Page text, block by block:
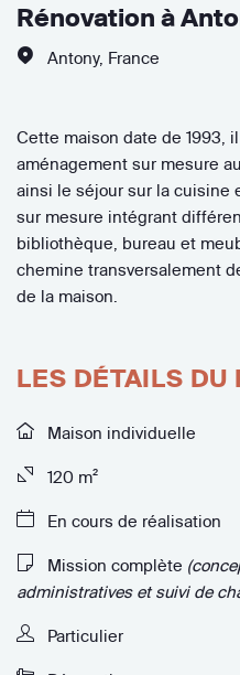
Rénovation à
Antony, France
Cette maison date de 1993,
aménagement sur mesure
ainsi le séjour sur la cuisine
sur mesure intégrant
bibliothèque, bureau et
chemine transversalement
de la maison.
LES DÉTAILS DU
Maison individuelle
120 m²
En cours de réalisation
Mission complète
administratives et suivi de
Particulier